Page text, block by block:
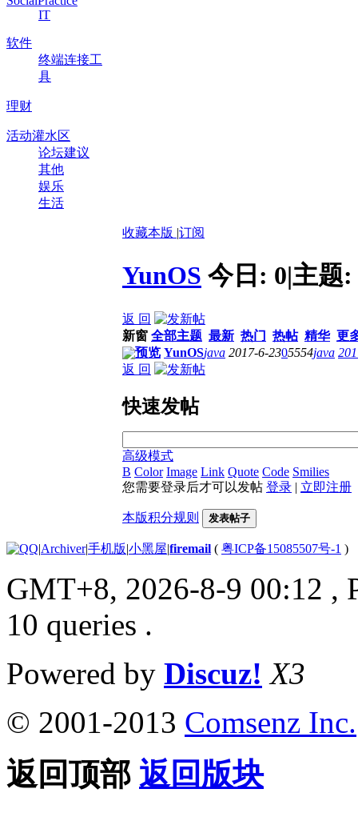
IT
软件
终端连接工
具
理财
活动灌水区
论坛建议
其他
娱乐
生活
收藏本版 |订阅
YunOS 今日: 0|主题:
返 回
新窗 全部主题 最新 热门 热帖 精华 更
预览 YunOSjava 2017-6-2305554java
返 回
快速发帖
高级模式
B Color Image Link Quote Code Smilies
您需要登录后才可以发帖 登录 | 立即注册
本版积分规则 发表帖子
|Archiver|手机版|小黑屋|firemail ( 粤ICP备15085507号-1 )
GMT+8, 2026-8-9 00:12 ,
10 queries .
Powered by Discuz! X3
© 2001-2013 Comsenz Inc.
返回顶部 返回版块